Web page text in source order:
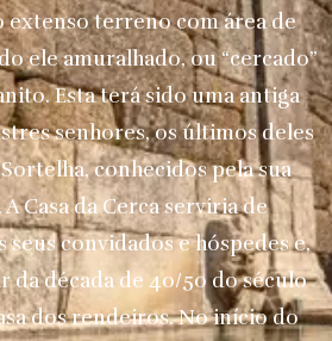
extenso terreno com área de
ele amuralhado, ou “cercado”
Esta terá sido uma antiga
senhores, os últimos deles
conhecidos pela sua
Casa da Cerca serviria de
seus convidados e hóspedes e,
da década de 40/50 do século
dos rendeiros. No início do